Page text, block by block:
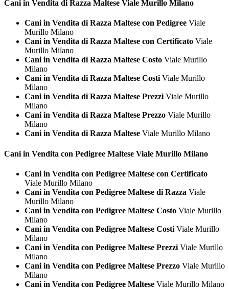
Cani in Vendita di Razza Maltese Viale Murillo Milano
Cani in Vendita di Razza Maltese con Pedigree Viale
Murillo Milano
Cani in Vendita di Razza Maltese con Certificato Viale
Murillo Milano
Cani in Vendita di Razza Maltese Costo Viale Murillo
Milano
Cani in Vendita di Razza Maltese CostiViale Murillo
Milano
Cani in Vendita di Razza Maltese PrezziViale Murillo
Milano
Cani in Vendita di Razza Maltese Prezzo Viale Murillo
Milano
Cani in Vendita di Razza Maltese Viale Murillo Milano
Cani in Vendita con Pedigree Maltese Viale Murillo Milano
Cani in Vendita con Pedigree Maltese con Certificato
Viale Murillo Milano
Cani in Vendita con Pedigree Maltese di Razza Viale
Murillo Milano
Cani in Vendita con Pedigree Maltese Costo Viale Murillo
Milano
Cani in Vendita con Pedigree Maltese Costi Viale Murillo
Milano
Cani in Vendita con Pedigree Maltese Prezzi Viale Murillo
Milano
Cani in Vendita con Pedigree Maltese Prezzo Viale Murillo
Milano
Cani in Vendita con Pedigree Maltese Viale Murillo Milano